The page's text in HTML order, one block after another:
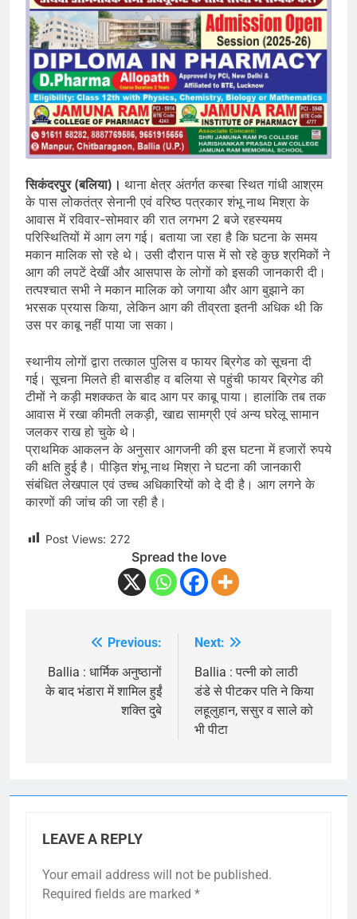
सिकंदरपुर (बलिया)। थाना क्षेत्र अंतर्गत कस्बा स्थित गांधी आश्रम
के पास लोकतंत्र सेनानी एवं वरिष्ठ पत्रकार शंभू नाथ मिश्रा के
आवास में रविवार-सोमवार की रात लगभग 2 बजे रहस्यमय
परिस्थितियों में आग लग गई। बताया जा रहा है कि घटना के समय
मकान मालिक सो रहे थे। उसी दौरान पास में सो रहे कुछ श्रमिकों ने
आग की लपटें देखीं और आसपास के लोगों को इसकी जानकारी दी।
तत्पश्चात सभी ने मकान मालिक को जगाया और आग बुझाने का
भरसक प्रयास किया, लेकिन आग की तीव्रता इतनी अधिक थी कि
उस पर काबू नहीं पाया जा सका।
स्थानीय लोगों द्वारा तत्काल पुलिस व फायर ब्रिगेड को सूचना दी
गई। सूचना मिलते ही बासडीह व बलिया से पहुंची फायर ब्रिगेड की
टीमों ने कड़ी मशक्कत के बाद आग पर काबू पाया। हालांकि तब तक
आवास में रखा कीमती लकड़ी, खाद्य सामग्री एवं अन्य घरेलू सामान
जलकर राख हो चुके थे।
प्राथमिक आकलन के अनुसार आगजनी की इस घटना में हजारों रुपये
की क्षति हुई है। पीड़ित शंभू नाथ मिश्रा ने घटना की जानकारी
संबंधित लेखपाल एवं उच्च अधिकारियों को दे दी है। आग लगने के
कारणों की जांच की जा रही है।
Post Views: 272
Spread the love
navigation
Previous:
Ballia : धार्मिक अनुष्ठानों
के बाद भंडारा में शामिल हुईं
शक्ति दुबे
Next:
Ballia : पत्नी को लाठी
डंडे से पीटकर पति ने किया
लहूलुहान, ससुर व साले को
भी पीटा
LEAVE A REPLY
Your email address will not be published.
Required fields are marked *